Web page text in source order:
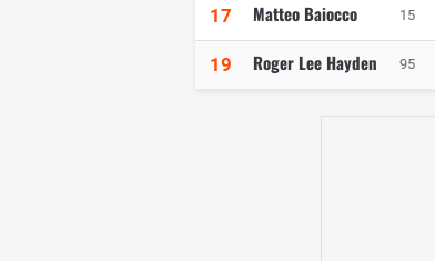
17 Matteo Baiocco 15
19 Roger Lee Hayden 95